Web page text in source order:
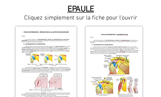
EPAULE
Cliquez simplement sur la fiche pour l'ouvrir